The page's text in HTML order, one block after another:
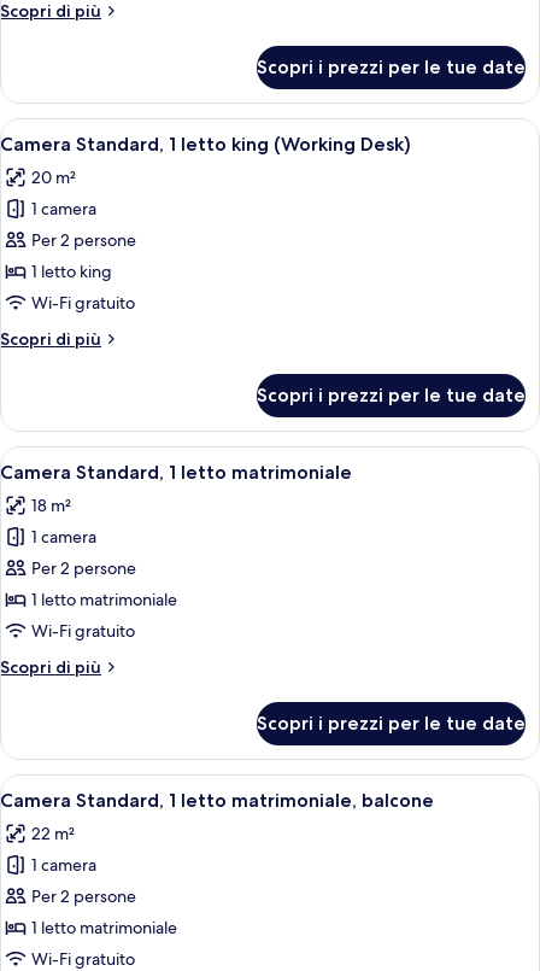
letto
Scopri di più
Altri
Standard,
letto
Scopri i prezzi per le tue date
Apri
tutte
le
foto
per
Camera
Standard,
letto
Desk)
Una camera d'albergo moderna
7
Camera Standard, 1 letto king (Working Desk)
20 m²
1 camera
Per 2 persone
1 letto king
Wi-Fi gratuito
Scopri di più
Altri
Standard,
letto
(Working
Desk)
Scopri i prezzi per le tue date
Apri
tutte
le
foto
per
Camera
Standard,
letto
Una camera da letto moderna con
6
Camera Standard, 1 letto matrimoniale
18 m²
1 camera
Per 2 persone
1 letto matrimoniale
Wi-Fi gratuito
Scopri di più
Altri
Standard,
letto
Scopri i prezzi per le tue date
Apri
tutte
le
foto
per
Camera
Standard,
Un balcone con tavolo e sedie, un
5
Camera Standard, 1 letto matrimoniale, balcone
22 m²
1 camera
Per 2 persone
1 letto matrimoniale
Wi-Fi gratuito